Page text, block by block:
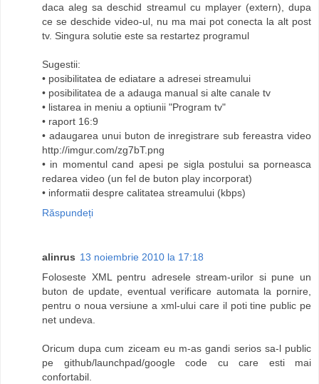
daca aleg sa deschid streamul cu mplayer (extern), dupa
ce se deschide video-ul, nu ma mai pot conecta la alt post
tv. Singura solutie este sa restartez programul
Sugestii:
• posibilitatea de ediatare a adresei streamului
• posibilitatea de a adauga manual si alte canale tv
• listarea in meniu a optiunii "Program tv"
• raport 16:9
• adaugarea unui buton de inregistrare sub fereastra video
http://imgur.com/zg7bT.png
• in momentul cand apesi pe sigla postului sa porneasca
redarea video (un fel de buton play incorporat)
• informatii despre calitatea streamului (kbps)
Răspundeți
alinrus 13 noiembrie 2010 la 17:18
Foloseste XML pentru adresele stream-urilor si pune un
buton de update, eventual verificare automata la pornire,
pentru o noua versiune a xml-ului care il poti tine public pe
net undeva.
Oricum dupa cum ziceam eu m-as gandi serios sa-l public
pe github/launchpad/google code cu care esti mai
confortabil.